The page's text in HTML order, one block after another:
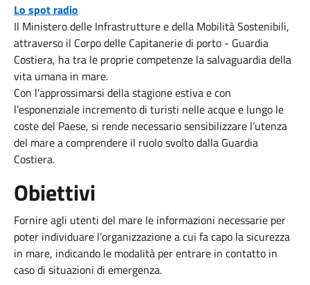
Lo spot radio
Il Ministero delle Infrastrutture e della Mobilità Sostenibili,
attraverso il Corpo delle Capitanerie di porto - Guardia
Costiera, ha tra le proprie competenze la salvaguardia della
vita umana in mare.
Con l’approssimarsi della stagione estiva e con
l’esponenziale incremento di turisti nelle acque e lungo le
coste del Paese, si rende necessario sensibilizzare l’utenza
del mare a comprendere il ruolo svolto dalla Guardia
Costiera.
Obiettivi
Fornire agli utenti del mare le informazioni necessarie per
poter individuare l’organizzazione a cui fa capo la sicurezza
in mare, indicando le modalità per entrare in contatto in
caso di situazioni di emergenza.